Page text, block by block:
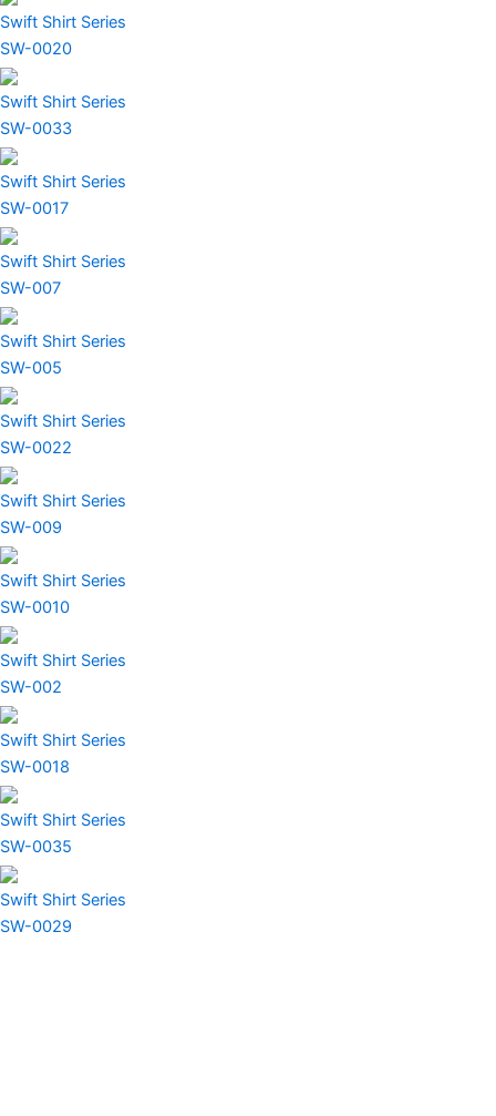
Swift Shirt Series
SW-0020
Swift Shirt Series
SW-0033
Swift Shirt Series
SW-0017
Swift Shirt Series
SW-007
Swift Shirt Series
SW-005
Swift Shirt Series
SW-0022
Swift Shirt Series
SW-009
Swift Shirt Series
SW-0010
Swift Shirt Series
SW-002
Swift Shirt Series
SW-0018
Swift Shirt Series
SW-0035
Swift Shirt Series
SW-0029